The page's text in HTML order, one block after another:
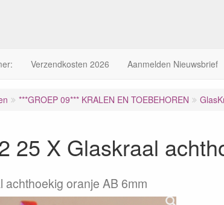
Verzendkosten 2026 Aanmelden Nieuwsbrief
***GROEP 09*** KRALEN EN TOEBEHOREN
25 X Glaskraal
achthoekig oranje AB 6mm